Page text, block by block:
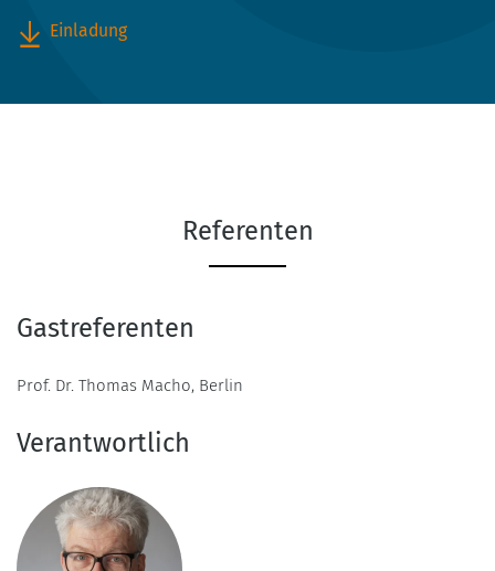
Einladung
Referenten
Gastreferenten
Prof. Dr. Thomas Macho, Berlin
Verantwortlich